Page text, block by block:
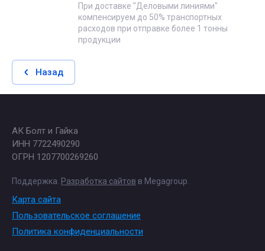
При доставке "Деловыми линиями"
компенсируем до 50% транспортных
расходов при отправке более 1 тонны
продукции
Назад
АК Болт и Гайка
ИНН 7722490290
ОГРН 1207700269260
Поддержка. Разработка сайтов в Megagroup.
Карта сайта
Пользовательское соглашение
Политика конфиденциальности